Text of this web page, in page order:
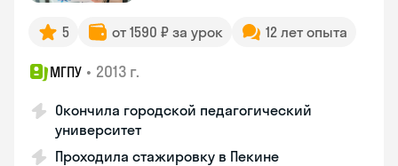
5 от 1590 ₽ за урок 12 лет опыта
МГПУ • 2013 г.
Окончила городской педагогический
университет
Проходила стажировку в Пекине